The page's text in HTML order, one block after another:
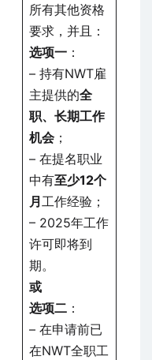
所有其他资格
要求，并且：
选项一 ：
– 持有NWT雇
主提供的全
职、长期工作
机会 ；
– 在提名职业
中有至少12个
月 工作经验；
– 2025年工作
许可即将到
期。
或
选项二 ：
– 在申请前已
在NWT全职工